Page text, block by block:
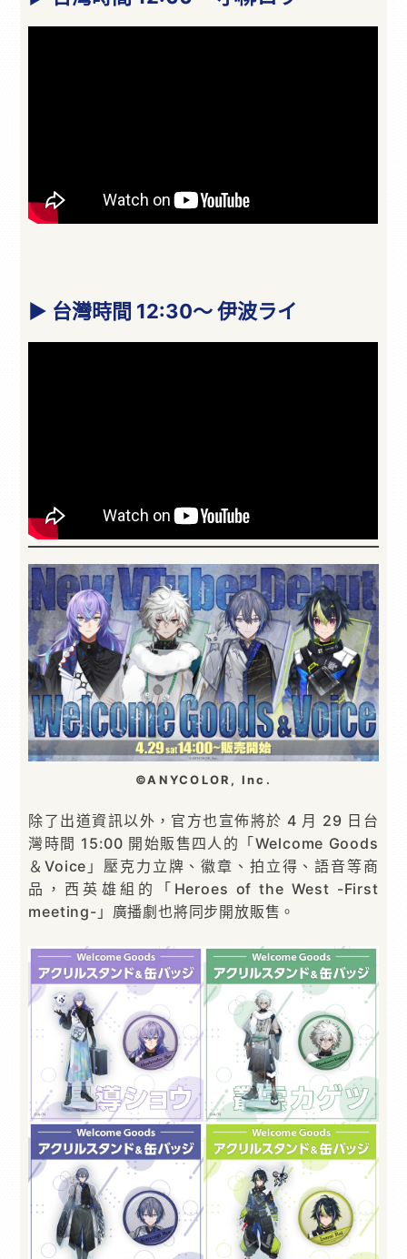
▶ 台灣時間 12:30～ 伊波ライ
©ANYCOLOR, Inc.
除了出道資訊以外，官方也宣佈將於 4 月 29 日台
灣時間 15:00 開始販售四人的「Welcome Goods
＆Voice」壓克力立牌、徽章、拍立得、語音等商
品，西英雄組的「Heroes of the West -First
meeting-」廣播劇也將同步開放販售。